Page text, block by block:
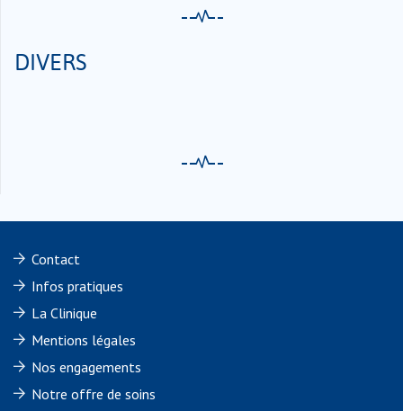
DIVERS
Contact
Infos pratiques
La Clinique
Mentions légales
Nos engagements
Notre offre de soins